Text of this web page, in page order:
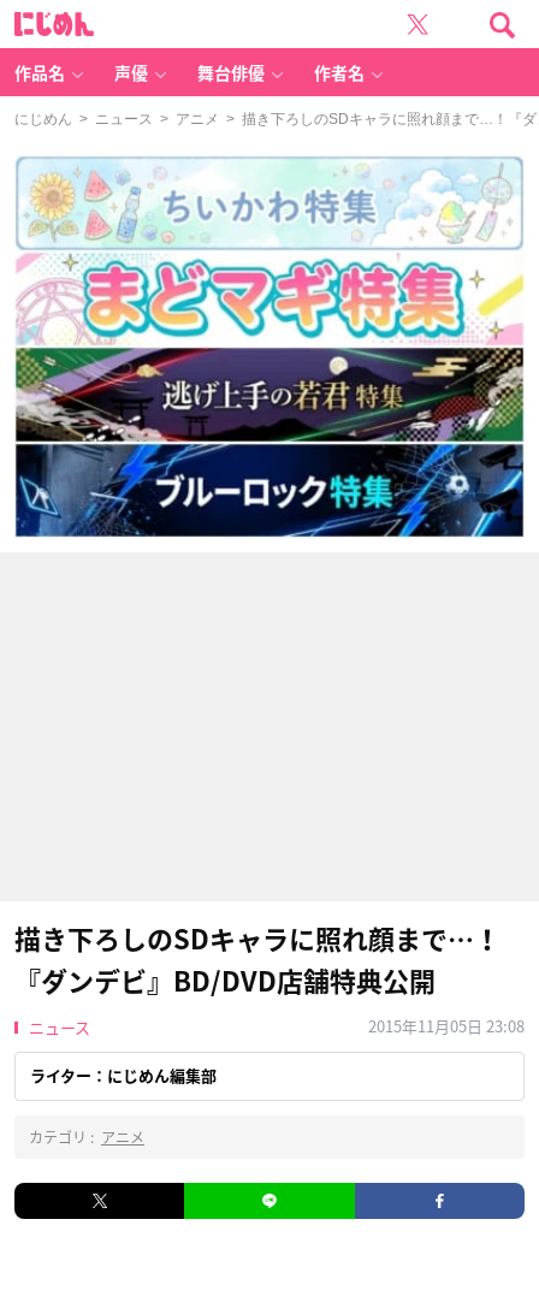
作品名 声優 舞台俳優 作者名
にじめん > ニュース > アニメ > 描き下ろしのSDキャラに照れ顔まで…！『
描き下ろしのSDキャラに照れ顔まで…！
『ダンデビ』BD/DVD店舗特典公開
ニュース 2015年11月05日 23:08
ライター：にじめん編集部
カテゴリ : アニメ